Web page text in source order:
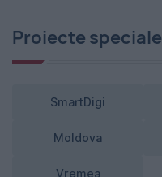
Proiecte speciale
SmartDigi
Moldova
Vremea